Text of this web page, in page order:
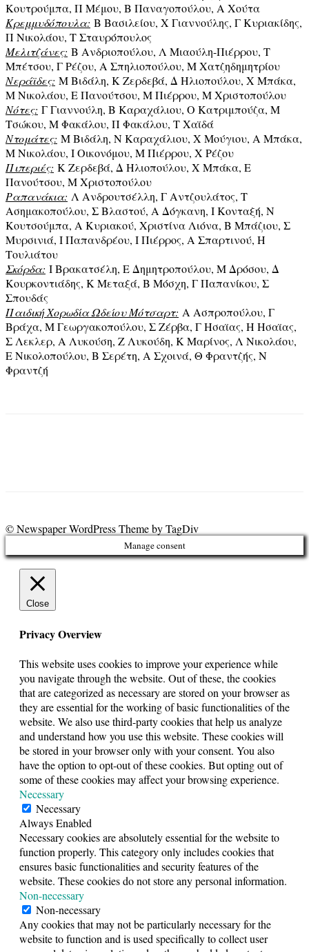
Κουτρούμπα, Π Μέμου, Β Παναγοπούλου, Α Χούτα
Κρεμμυδόπουλα: Β Βασιλείου, Χ Γιαννούλης, Γ Κυριακίδης,
Π Νικολάου, Τ Σταυρόπουλος
Μελιτζάνες: Β Ανδριοπούλου, Λ Μιαούλη-Πιέρρου, Τ
Μπέτσου, Γ Ρέζου, Α Σπηλιοπούλου, Μ Χατζηδημητρίου
Νεράϊδες: Μ Βιδάλη, Κ Ζερδεβά, Δ Ηλιοπούλου, Χ Μπάκα,
Μ Νικολάου, Ε Πανούτσου, Μ Πιέρρου, Μ Χριστοπούλου
Νότες: Γ Γιαννούλη, Β Καραχάλιου, Ο Κατριμπούζα, Μ
Τσώκου, Μ Φακάλου, Π Φακάλου, Τ Χαϊδά
Ντομάτες: Μ Βιδάλη, Ν Καραχάλιου, Χ Μούγιου, Α Μπάκα,
Μ Νικολάου, Ι Οικονόμου, Μ Πιέρρου, Χ Ρέζου
Πιπεριές: Κ Ζερδεβά, Δ Ηλιοπούλου, Χ Μπάκα, Ε
Πανούτσου, Μ Χριστοπούλου
Ραπανάκια: Λ Ανδρουτσέλλη, Γ Αντζουλάτος, Τ
Ασημακοπούλου, Σ Βλαστού, Α Δόγκανη, Ι Κονταξή, Ν
Κουτσούμπα, Α Κυριακού, Χριστίνα Λιόνα, Β Μπάζιου, Σ
Μυρσινιά, Ι Παπανδρέου, Ι Πιέρρος, Α Σπαρτινού, Η
Τουλιάτου
Σκόρδα: Ι Βρακατσέλη, Ε Δημητροπούλου, Μ Δρόσου, Δ
Κουρκοντιάδης, Κ Μεταξά, Β Μόσχη, Γ Παπανίκου, Σ
Σπουδάς
Παιδική Χορωδία Ωδείου Μότσαρτ: Α Ασπροπούλου, Γ
Βράχα, Μ Γεωργακοπούλου, Σ Ζέρβα, Γ Ησαϊας, Η Ησαϊας,
Σ Λεκλερ, Α Λυκούση, Ζ Λυκούδη, Κ Μαρίνος, Λ Νικολάου,
Ε Νικολοπούλου, Β Σερέτη, Α Σχοινά, Θ Φραντζής, Ν
Φραντζή
© Newspaper WordPress Theme by TagDiv
Manage consent
Close
Privacy Overview
This website uses cookies to improve your experience while
you navigate through the website. Out of these, the cookies
that are categorized as necessary are stored on your browser as
they are essential for the working of basic functionalities of the
website. We also use third-party cookies that help us analyze
and understand how you use this website. These cookies will
be stored in your browser only with your consent. You also
have the option to opt-out of these cookies. But opting out of
some of these cookies may affect your browsing experience.
Necessary
Necessary
Always Enabled
Necessary cookies are absolutely essential for the website to
function properly. This category only includes cookies that
ensures basic functionalities and security features of the
website. These cookies do not store any personal information.
Non-necessary
Non-necessary
Any cookies that may not be particularly necessary for the
website to function and is used specifically to collect user